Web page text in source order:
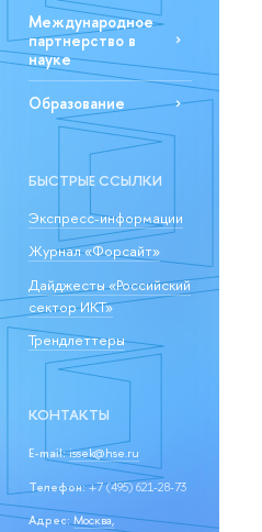
Международное
партнерство в
науке
Образование
БЫСТРЫЕ ССЫЛКИ
Экспресс-информации
Журнал «Форсайт»
Дайджесты «Российский
сектор ИКТ»
Трендлеттеры
КОНТАКТЫ
E-mail:issek@hse.ru
Телефон:+7 (495) 621-28-73
Адрес: Москва,